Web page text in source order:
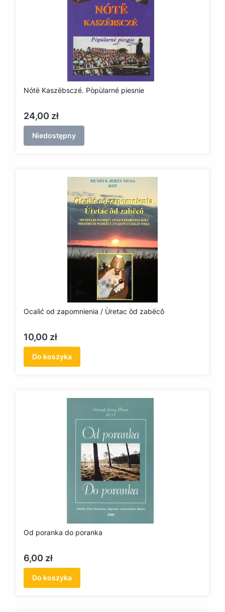
Nótë Kaszëbsczé. Pòpùlarné piesnie
Cena
24,00 zł
Niedostępny
Ocalić od zapomnienia / Ùretac òd zabëcô
Cena
10,00 zł
Do koszyka
Od poranka do poranka
Cena
6,00 zł
Do koszyka